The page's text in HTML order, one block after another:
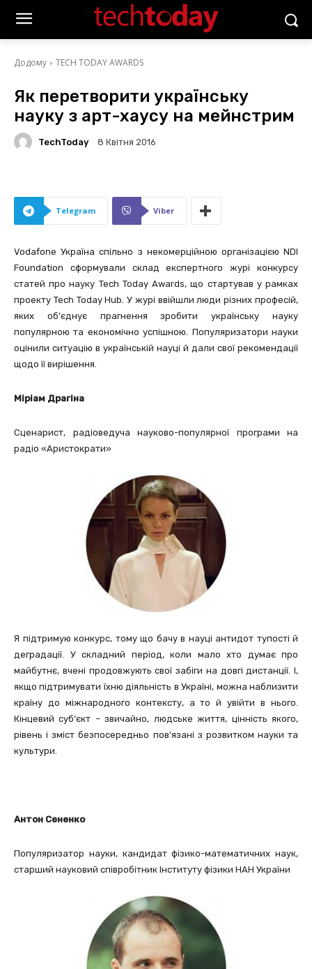
Додому TECH TODAY AWARDS
Як перетворити українську
науку з арт-хаусу на мейнстрим
TechToday 8 Квітня 2016
Telegram Viber
Vodafone Україна спільно з некомерційною організацією NDI
Foundation сформували склад експертного журі конкурсу
статей про науку Tech Today Awards, що стартував у рамках
проекту Tech Today Hub. У журі ввійшли люди різних професій,
яких об’єднує прагнення зробити українську науку
популярною та економічно успішною. Популяризатори науки
оцінили ситуацію в українській науці й дали свої рекомендації
щодо її вирішення.
Міріам Драгіна
Сценарист, радіоведуча науково-популярної програми на
радіо «Аристократи»
Я підтримую конкурс, тому що бачу в науці антидот тупості й
деградації. У складний період, коли мало хто думає про
майбутнє, вчені продовжують свої забіги на довгі дистанції. І,
якщо підтримувати їхню діяльність в Україні, можна наблизити
країну до міжнародного контексту, а то й увійти в нього.
Кінцевий суб’єкт – звичайно, людське життя, цінність якого,
рівень і зміст безпосередньо пов’язані з розвитком науки та
культури.
Антон Сененко
Популяризатор науки, кандидат фізико-математичних наук,
старший науковий співробітник Інституту фізики НАН України